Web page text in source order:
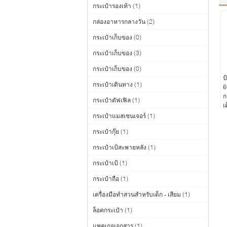
กระเป๋ารองเท้า (1)
กล่องอาหารกลางวัน (2)
กระเป๋าเก็บของ (0)
กระเป๋าเก็บของ (3)
กระเป๋าเก็บของ (0)
กระเป๋าเดินทาง (1)
กระเป๋าดัฟเฟิล (1)
กระเป๋าแมสเซนเจอร์ (1)
กระเป๋ากุ๊ย (1)
กระเป๋าเป้สะพายหลัง (1)
กระเป๋าเป้ (1)
กระเป๋าถือ (1)
เครื่องมือทำสวนสำหรับเด็ก - เสียม (1)
ล็อคกระเป๋า (1)